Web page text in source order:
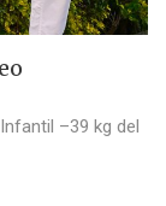
–39 kg del